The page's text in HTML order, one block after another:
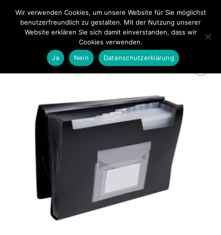
Inhalt
springen
0
hinzufügen
Wir verwenden Cookies, um unsere Website für Sie möglichst
benutzerfreundlich zu gestalten. Mit der Nutzung unserer
Website erklären Sie sich damit einverstanden, dass wir
Cookies verwenden.
Ja
Nein Datenschutzerklärung